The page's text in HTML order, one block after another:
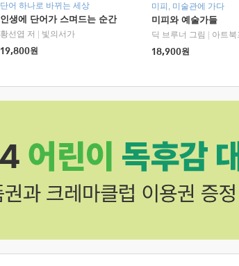
단어 하나로 바뀌는 세상
인생에 단어가 스며드는 순간
황선엽 저
빛의서가
19,800원
미피, 미술관에 가다
미피와 예술가들
딕 브루너 그림
아트북
18,900원